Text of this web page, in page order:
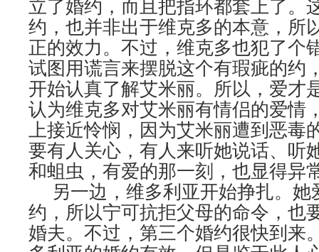
立了婚约，而且把指环都套上了。
约，也并非出于维克多的本意，所
正的效力。不过，维克多也犯了个
试图用谎言来摆脱这个有瑕疵的约
开始认真了解艾米丽。所以，爱才
认为维克多对艾米丽有情侣的爱情
上接近怜悯，因为艾米丽遭到恶毒
要有人关心，有人来听她说话、听
和蛆虫，有爱的那一刻，也显得异
另一边，维多利亚开始挣扎。她
约，所以宁可抗拒父母的命令，也
婚夫。不过，第三个婚约很快到来